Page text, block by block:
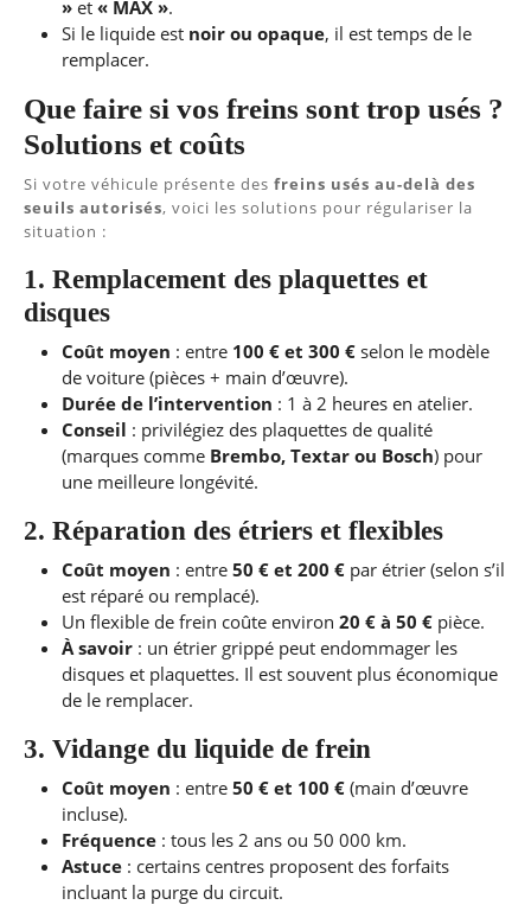
» et « MAX ».
Si le liquide est noir ou opaque, il est temps de le
remplacer.
Que faire si vos freins sont trop usés ?
Solutions et coûts
Si votre véhicule présente des freins usés au-delà des
seuils autorisés, voici les solutions pour régulariser la
situation :
1. Remplacement des plaquettes et
disques
Coût moyen : entre 100 € et 300 € selon le modèle
de voiture (pièces + main d’œuvre).
Durée de l’intervention : 1 à 2 heures en atelier.
Conseil : privilégiez des plaquettes de qualité
(marques comme Brembo, Textar ou Bosch) pour
une meilleure longévité.
2. Réparation des étriers et flexibles
Coût moyen : entre 50 € et 200 € par étrier (selon s’il
est réparé ou remplacé).
Un flexible de frein coûte environ 20 € à 50 € pièce.
À savoir : un étrier grippé peut endommager les
disques et plaquettes. Il est souvent plus économique
de le remplacer.
3. Vidange du liquide de frein
Coût moyen : entre 50 € et 100 € (main d’œuvre
incluse).
Fréquence : tous les 2 ans ou 50 000 km.
Astuce : certains centres proposent des forfaits
incluant la purge du circuit.